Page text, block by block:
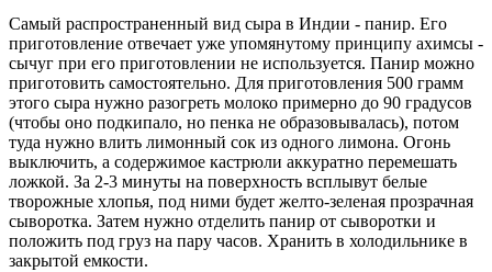
Самый распространенный вид сыра в Индии - панир. Его
приготовление отвечает уже упомянутому принципу ахимсы -
сычуг при его приготовлении не используется. Панир можно
приготовить самостоятельно. Для приготовления 500 грамм
этого сыра нужно разогреть молоко примерно до 90 градусов
(чтобы оно подкипало, но пенка не образовывалась), потом
туда нужно влить лимонный сок из одного лимона. Огонь
выключить, а содержимое кастрюли аккуратно перемешать
ложкой. За 2-3 минуты на поверхность всплывут белые
творожные хлопья, под ними будет желто-зеленая прозрачная
сыворотка. Затем нужно отделить панир от сыворотки и
положить под груз на пару часов. Хранить в холодильнике в
закрытой емкости.